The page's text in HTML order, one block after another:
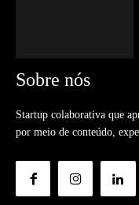
Sobre nós
Startup colaborativa que
por meio de conteúdo,